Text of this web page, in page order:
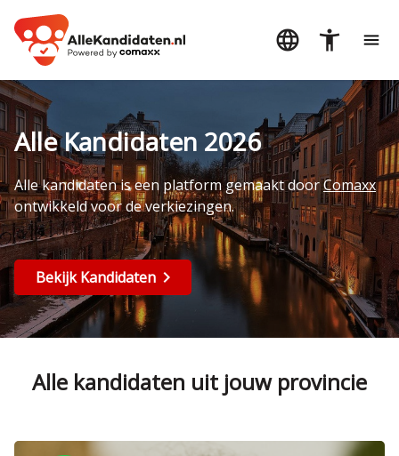
Alle Kandidaten 2026
Alle kandidaten is een platform gemaakt doorComaxx
ontwikkeld voor de verkiezingen.
Bekijk Kandidaten
Alle kandidaten uit jouw provincie